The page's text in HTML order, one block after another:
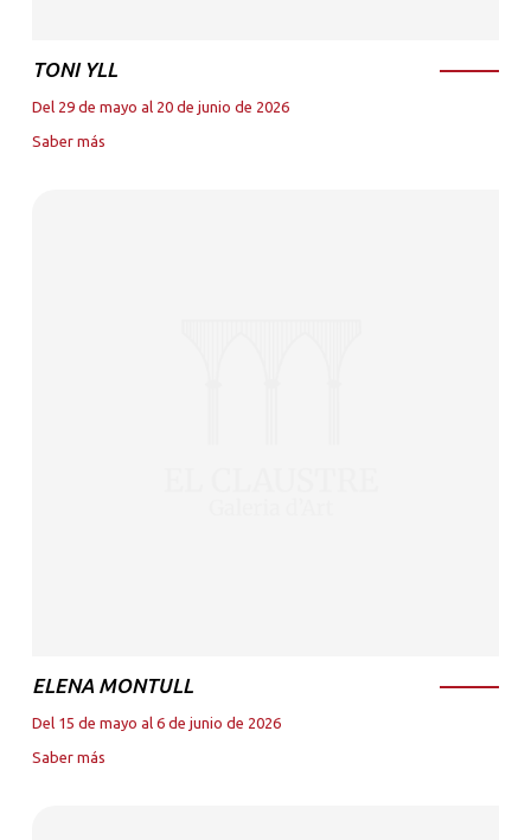
TONI YLL
Del 29 de mayo al 20 de junio de 2026
Saber más
ELENA MONTULL
Del 15 de mayo al 6 de junio de 2026
Saber más